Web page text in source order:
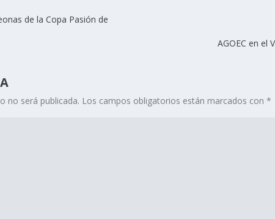
de la Copa Pasión de
AGOEC en el
no será publicada. Los campos obligatorios están marcados con*